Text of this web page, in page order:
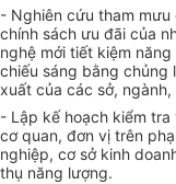
- Nghiên cứu tham mưu
chính sách ưu đãi của
nghệ mới tiết kiệm
chiếu sáng bằng chủng
xuất của các sở,
- Lập kế hoạch kiểm
cơ quan, đơn vị trên
nghiệp, cơ sở kinh
thụ năng lượng.